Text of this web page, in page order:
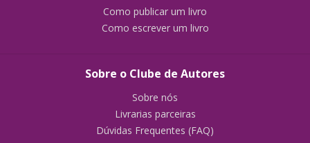
Como publicar um livro
Como escrever um livro
Sobre o Clube de Autores
Sobre nós
Livrarias parceiras
Dúvidas Frequentes (FAQ)